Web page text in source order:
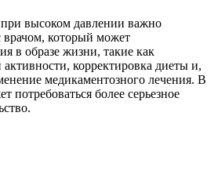
высоком давлении важно
врачом, который может
в образе жизни, такие как
корректировка диеты и,
медикаментозного лечения. В
потребоваться более серьезное